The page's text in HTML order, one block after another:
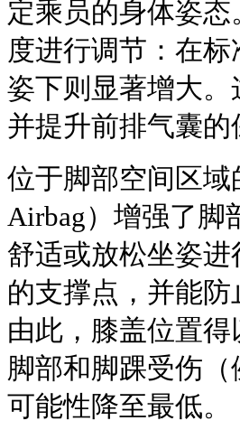
定乘员的身体姿
度进行调节：在
姿下则显著增大
并提升前排气囊的
位于脚部空间区
Airbag）增强了脚
舒适或放松坐姿
的支撑点，并能
由此，膝盖位置
脚部和脚踝受伤
可能性降至最低。